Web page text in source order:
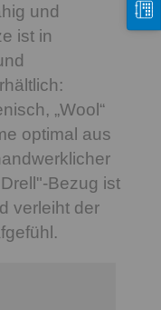
und
ist in
„Wool“
optimal aus
Bezug ist
verleiht der